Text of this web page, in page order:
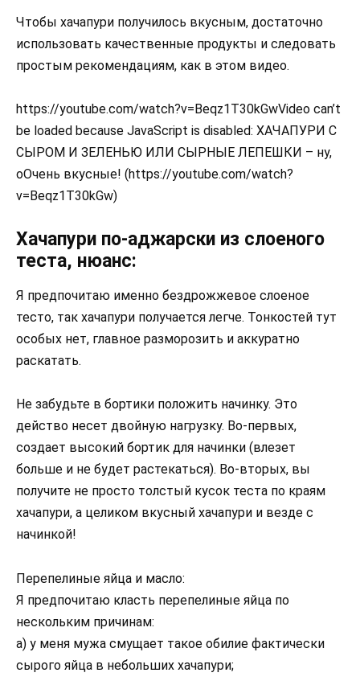
Чтобы хачапури получилось вкусным, достаточно
использовать качественные продукты и следовать
простым рекомендациям, как в этом видео.
https://youtube.com/watch?v=Beqz1T30kGwVideo can’t
be loaded because JavaScript is disabled: ХАЧАПУРИ С
СЫРОМ И ЗЕЛЕНЬЮ ИЛИ СЫРНЫЕ ЛЕПЕШКИ – ну,
оОчень вкусные! (https://youtube.com/watch?
v=Beqz1T30kGw)
Хачапури по-аджарски из слоеного
теста, нюанс:
Я предпочитаю именно бездрожжевое слоеное
тесто, так хачапури получается легче. Тонкостей тут
особых нет, главное разморозить и аккуратно
раскатать.
Не забудьте в бортики положить начинку. Это
действо несет двойную нагрузку. Во-первых,
создает высокий бортик для начинки (влезет
больше и не будет растекаться). Во-вторых, вы
получите не просто толстый кусок теста по краям
хачапури, а целиком вкусный хачапури и везде с
начинкой!
Перепелиные яйца и масло:
Я предпочитаю класть перепелиные яйца по
нескольким причинам:
а) у меня мужа смущает такое обилие фактически
сырого яйца в небольших хачапури;